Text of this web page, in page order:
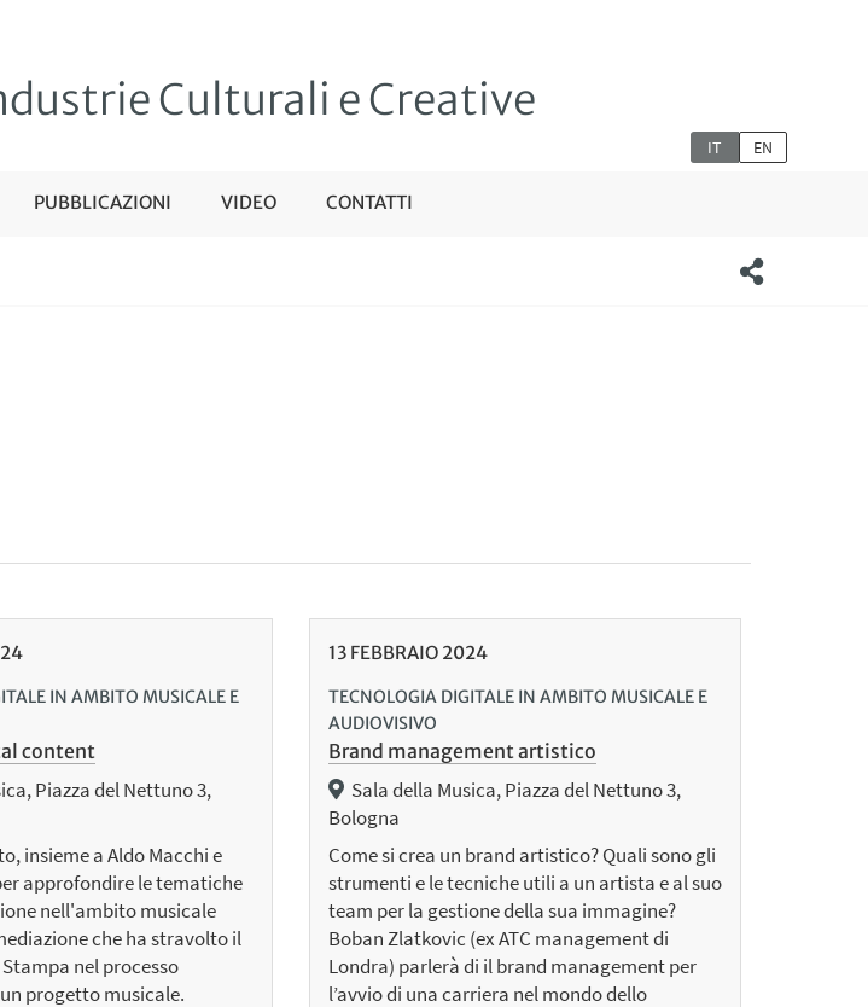
Culturali e Creative
IT EN
PUBBLICAZIONI VIDEO CONTATTI
IN AMBITO MUSICALE E
content
Piazza del Nettuno 3,
insieme a Aldo Macchi e
approfondire le tematiche
nell'ambito musicale
che ha stravolto il
nel processo
progetto musicale.
13 FEBBRAIO 2024
TECNOLOGIA DIGITALE IN AMBITO MUSICALE E
AUDIOVISIVO
Brand management artistico
Sala della Musica, Piazza del Nettuno 3,
Bologna
Come si crea un brand artistico? Quali sono gli
strumenti e le tecniche utili a un artista e al suo
team per la gestione della sua immagine?
Boban Zlatkovic (ex ATC management di
Londra) parlerà di il brand management per
l’avvio di una carriera nel mondo dello